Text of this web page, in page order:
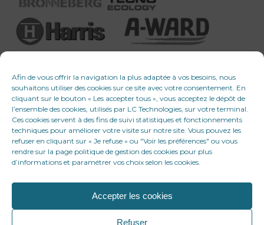
Afin de vous offrir la navigation la plus adaptée à vos besoins, nous
souhaitons utiliser des cookies sur ce site avec votre consentement. En
cliquant sur le bouton « Les accepter tous », vous acceptez le dépôt de
l’ensemble des cookies, utilisés par LC Technologies, sur votre terminal.
Ces cookies servent à des fins de suivi statistiques et fonctionnements
techniques pour améliorer votre visite sur notre site. Vous pouvez les
refuser en cliquant sur « Je refuse » ou "Voir les préférences" ou vous
rendre sur la page politique de gestion des cookies pour plus
d’informations et paramétrer vos choix selon les cookies.
Accepter les cookies
Refuser